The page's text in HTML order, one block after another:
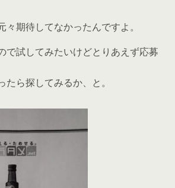
々期待してなかったんですよ。
で試してみたいけどとりあえず応募
たら探してみるか、と。